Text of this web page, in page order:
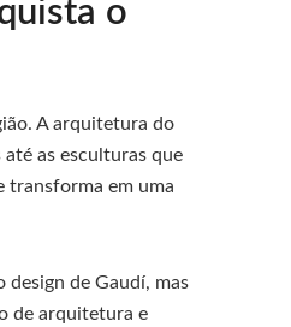
o
A arquitetura do
as esculturas que
transforma em uma
design de Gaudí, mas
de arquitetura e